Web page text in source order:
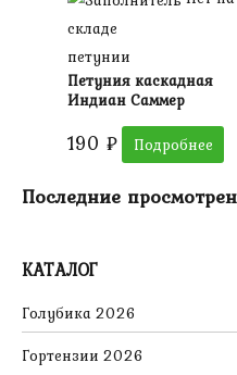
КАТАЛОГ
Голубика 2026
Гортензии 2026
складе
петунии
Петуния каскадная
Индиан Саммер
190 ₽ Подробнее
Последние